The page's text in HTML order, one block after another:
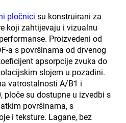
pločnici su konstruirani za
koji zahtijevaju i vizualnu
Proizvedeni od
a s površinama od drvenog
apsorpcije zvuka do
slojem u pozadini.
vatrostalnosti A/B1 i
ploče su dostupne u izvedbi s
površinama, s
i teksture. Lagane, bez